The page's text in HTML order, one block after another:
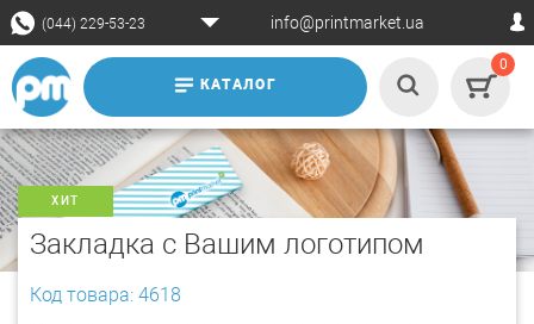
(044) 229-53-23 info@printmarket.ua
КАТАЛОГ
0
Закладка с Вашим логотипом
Код товара: 4618
ХИТ